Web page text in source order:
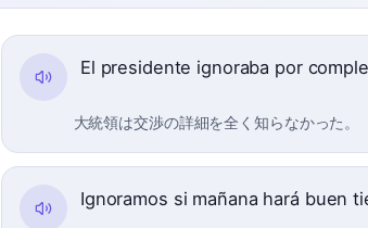
El presidente ignoraba por
大統領は交渉の詳細を全く知らなかった。
Ignoramos si mañana hará buen